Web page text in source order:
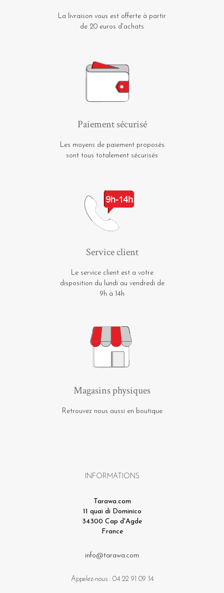
La livraison vous est offerte à partir
de 20 euros d'achats
Paiement sécurisé
Les moyens de paiement proposés
sont tous totalement sécurisés
Service client
Le service client est a votre
disposition du lundi au vendredi de
9h à 14h
Magasins physiques
Retrouvez nous aussi en boutique
INFORMATIONS
Tarawa.com
11 quai di Dominico
34300 Cap d'Agde
France
info@tarawa.com
Appelez-nous : 04 22 91 09 14